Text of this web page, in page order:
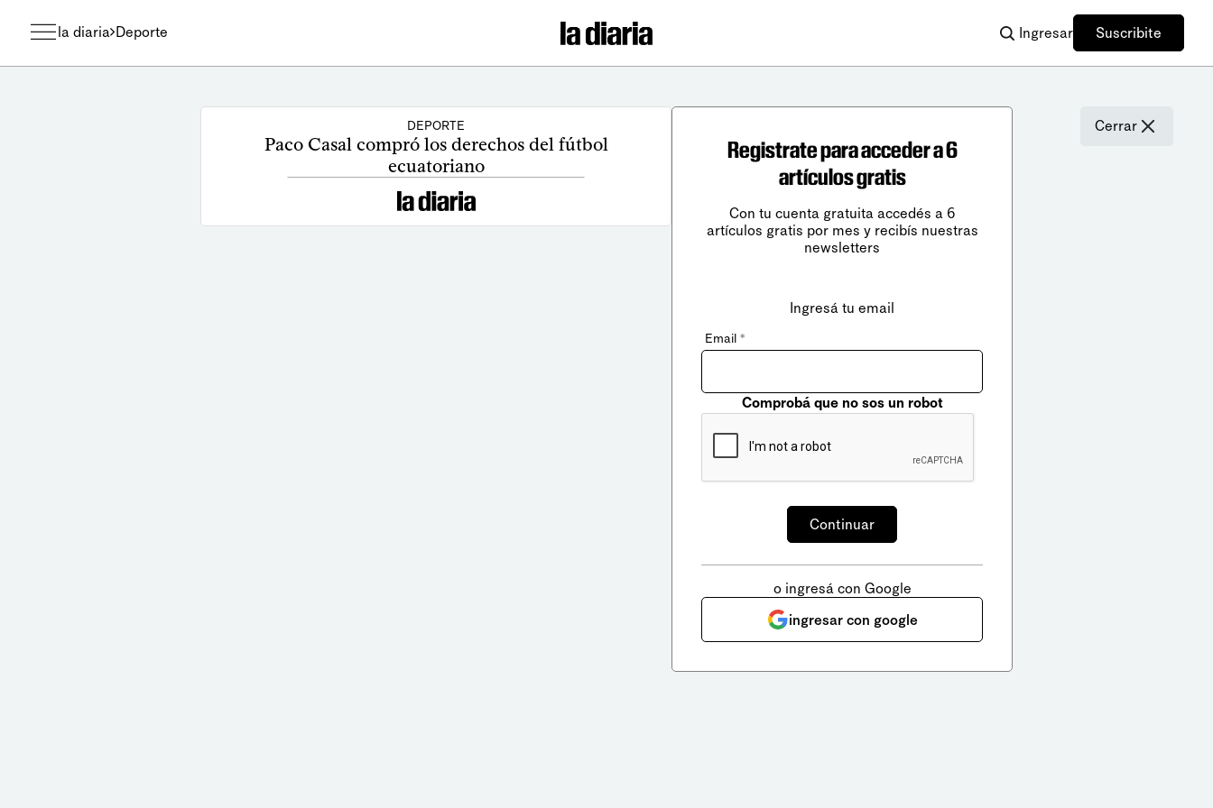
la diaria Deporte Ingresar Suscribite
DEPORTE
Paco Casal compró los derechos del fútbol
ecuatoriano
Cerrar
Registrate para acceder a 6
artículos gratis
Con tu cuenta gratuita accedés a 6
artículos gratis por mes y recibís nuestras
newsletters
Ingresá tu email
Email *
Comprobá que no sos un robot
o ingresá con Google
ingresar con google